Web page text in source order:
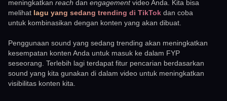
meningkatkan reach dan engagementvideo Anda. Kita bisa
melihat lagu yang sedang trending di TikTok dan coba
untuk kombinasikan dengan konten yang akan dibuat.
Penggunaan sound yang sedang trending akan meningkatkan
kesempatan konten Anda untuk masuk ke dalam FYP
seseorang. Terlebih lagi terdapat fitur pencarian berdasarkan
sound yang kita gunakan di dalam video untuk meningkatkan
visibilitas konten kita.